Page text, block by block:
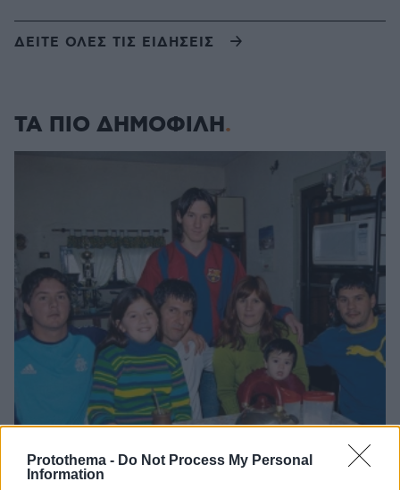
Protothema - Do Not Process My Personal
Information
ΔΕΙΤΕ ΟΛΕΣ ΤΙΣ ΕΙΔΗΣΕΙΣ
ΤΑ ΠΙΟ ΔΗΜΟΦΙΛΗ